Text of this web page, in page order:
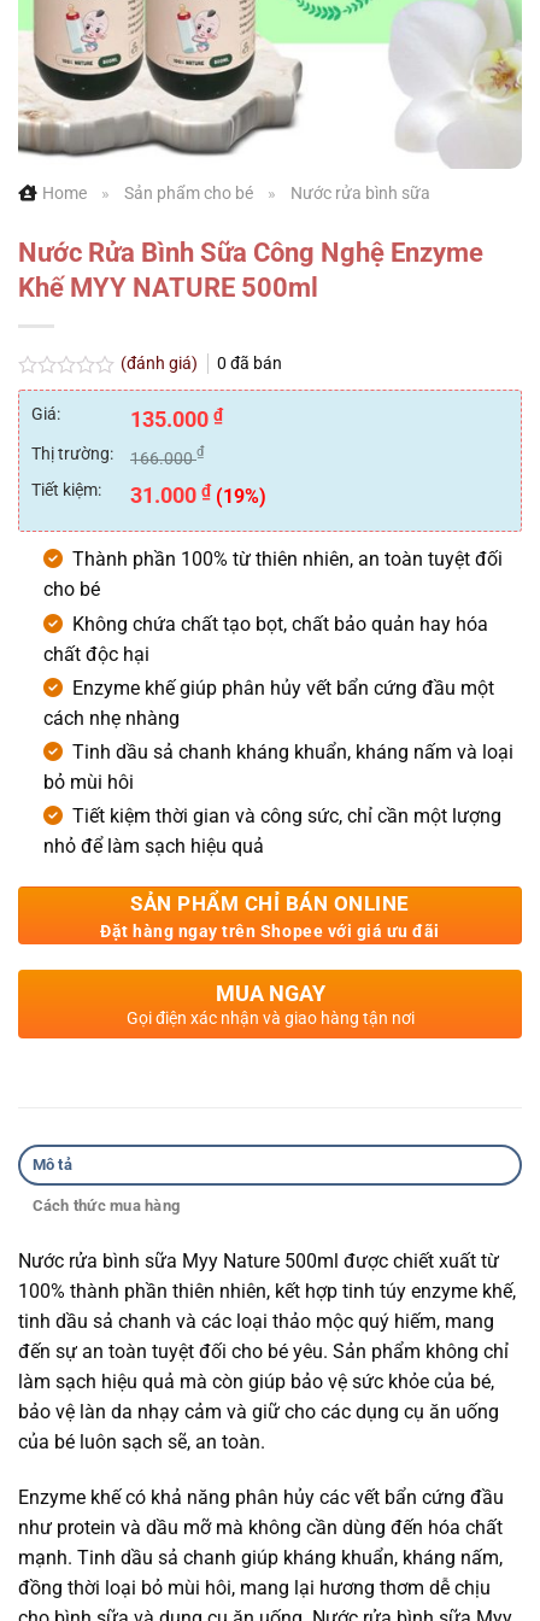
Home » Sản phẩm cho bé » Nước rửa bình sữa
Nước Rửa Bình Sữa Công Nghệ Enzyme
Khế MYY NATURE 500ml
Được
xếp
hạng
0
5
sao
(đánh giá) 0 đã bán
Giá: 135.000 ₫
Thị trường:
166.000₫
Tiết kiệm: 31.000 ₫ (19%)
Thành phần 100% từ thiên nhiên, an toàn tuyệt đối
cho bé
Không chứa chất tạo bọt, chất bảo quản hay hóa
chất độc hại
Enzyme khế giúp phân hủy vết bẩn cứng đầu một
cách nhẹ nhàng
Tinh dầu sả chanh kháng khuẩn, kháng nấm và loại
bỏ mùi hôi
Tiết kiệm thời gian và công sức, chỉ cần một lượng
nhỏ để làm sạch hiệu quả
SẢN PHẨM CHỈ BÁN ONLINE
Đặt hàng ngay trên Shopee với giá ưu đãi
MUA NGAY
Gọi điện xác nhận và giao hàng tận nơi
Mô tả
Cách thức mua hàng
Nước rửa bình sữa Myy Nature 500ml được chiết xuất từ
100% thành phần thiên nhiên, kết hợp tinh túy enzyme khế,
tinh dầu sả chanh và các loại thảo mộc quý hiếm, mang
đến sự an toàn tuyệt đối cho bé yêu. Sản phẩm không chỉ
làm sạch hiệu quả mà còn giúp bảo vệ sức khỏe của bé,
bảo vệ làn da nhạy cảm và giữ cho các dụng cụ ăn uống
của bé luôn sạch sẽ, an toàn.
Enzyme khế có khả năng phân hủy các vết bẩn cứng đầu
như protein và dầu mỡ mà không cần dùng đến hóa chất
mạnh. Tinh dầu sả chanh giúp kháng khuẩn, kháng nấm,
đồng thời loại bỏ mùi hôi, mang lại hương thơm dễ chịu